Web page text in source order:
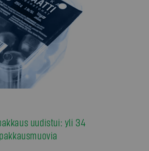
uudistui: yli 34